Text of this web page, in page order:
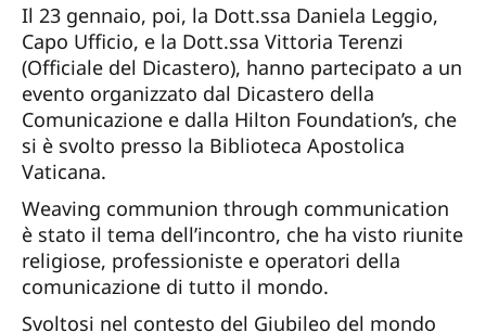
Il 23 gennaio, poi, la Dott.ssa Daniela Leggio,
Capo Ufficio, e la Dott.ssa Vittoria Terenzi
(Officiale del Dicastero), hanno partecipato a un
evento organizzato dal Dicastero della
Comunicazione e dalla Hilton Foundation’s, che
si è svolto presso la Biblioteca Apostolica
Vaticana.
Weaving communion through communication
è stato il tema dell’incontro, che ha visto riunite
religiose, professioniste e operatori della
comunicazione di tutto il mondo.
Svoltosi nel contesto del Giubileo del mondo